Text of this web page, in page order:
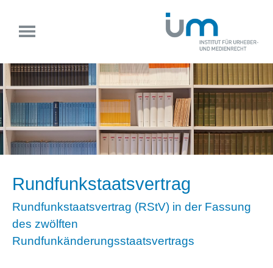
Rundfunkstaatsvertrag
Rundfunkstaatsvertrag (RStV) in der Fassung
des zwölften
Rundfunkänderungsstaatsvertrags